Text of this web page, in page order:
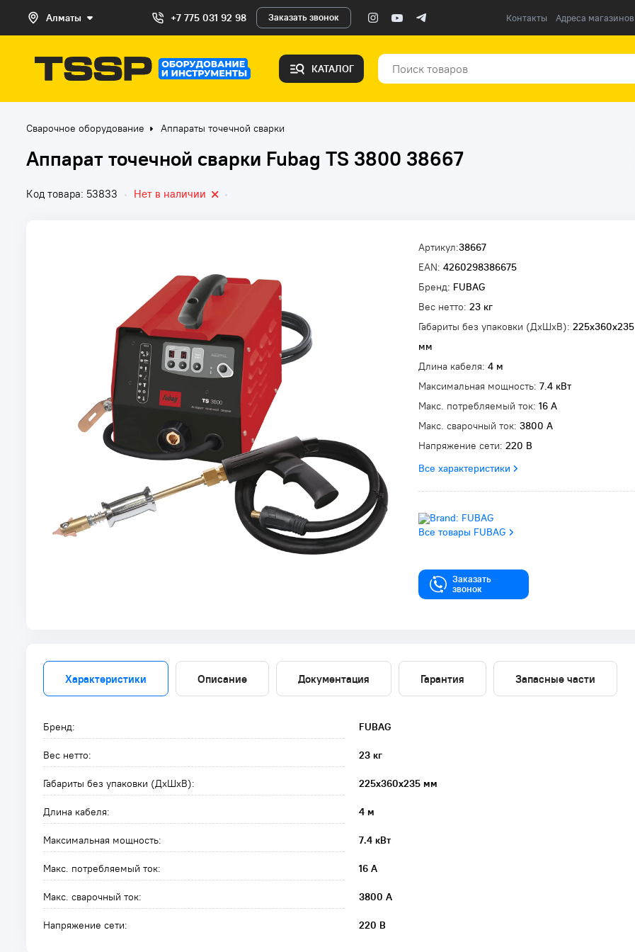
Алматы +7 775 031 92 98 Заказать звонок Контакты Адреса магазинов
КАТАЛОГ
Сварочное оборудование Аппараты точечной сварки
Аппарат точечной сварки Fubag TS 3800 38667
Код товара: 53833 • Нет в наличии •
Артикул:38667
EAN: 4260298386675
Бренд: FUBAG
Вес нетто: 23 кг
Габариты без упаковки (ДxШxВ): 225х360х235
мм
Длина кабеля: 4 м
Максимальная мощность: 7.4 кВт
Макс. потребляемый ток: 16 А
Макс. сварочный ток: 3800 А
Напряжение сети: 220 В
Все характеристики
Все товары FUBAG
Заказать
звонок
Характеристики Описание Документация Гарантия Запасные части
Бренд: FUBAG
Вес нетто: 23 кг
Габариты без упаковки (ДxШxВ): 225х360х235 мм
Длина кабеля: 4 м
Максимальная мощность: 7.4 кВт
Макс. потребляемый ток: 16 А
Макс. сварочный ток: 3800 А
Напряжение сети: 220 В